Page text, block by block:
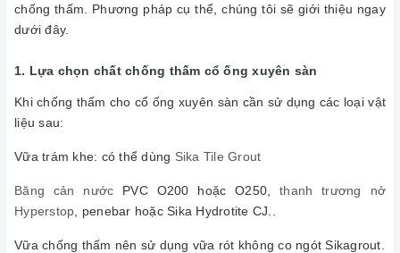
chống thấm. Phương pháp cụ thể, chúng tôi sẽ giới thiệu ngay
dưới đây.
1. Lựa chọn chất chống thấm cổ ống xuyên sàn
Khi chống thấm cho cổ ống xuyên sàn cần sử dụng các loại vật
liệu sau:
Vữa trám khe: có thể dùng Sika Tile Grout
Băng cản nước PVC O200 hoặc O250,
thanh trương nở
Hyperstop , penebar hoặc Sika Hydrotite CJ..
Vữa chống thấm nên sử dụng vữa rót không co ngót Sikagrout.